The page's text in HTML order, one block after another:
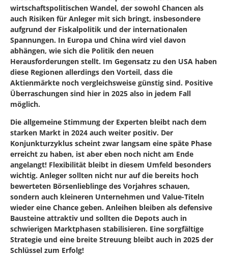
wirtschaftspolitischen Wandel, der sowohl Chancen als
auch Risiken für Anleger mit sich bringt, insbesondere
aufgrund der Fiskalpolitik und der internationalen
Spannungen. In Europa und China wird viel davon
abhängen, wie sich die Politik den neuen
Herausforderungen stellt. Im Gegensatz zu den USA haben
diese Regionen allerdings den Vorteil, dass die
Aktienmärkte noch vergleichsweise günstig sind. Positive
Überraschungen sind hier in 2025 also in jedem Fall
möglich.
Die allgemeine Stimmung der Experten bleibt nach dem
starken Markt in 2024 auch weiter positiv. Der
Konjunkturzyklus scheint zwar langsam eine späte Phase
erreicht zu haben, ist aber eben noch nicht am Ende
angelangt! Flexibilität bleibt in diesem Umfeld besonders
wichtig. Anleger sollten nicht nur auf die bereits hoch
bewerteten Börsenlieblinge des Vorjahres schauen,
sondern auch kleineren Unternehmen und Value-Titeln
wieder eine Chance geben. Anleihen bleiben als defensive
Bausteine attraktiv und sollten die Depots auch in
schwierigen Marktphasen stabilisieren. Eine sorgfältige
Strategie und eine breite Streuung bleibt auch in 2025 der
Schlüssel zum Erfolg!